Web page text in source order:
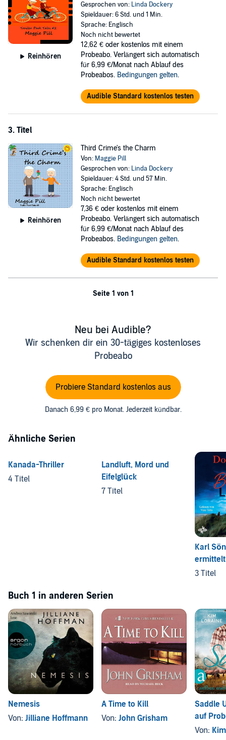
Reinhören
Gesprochen von: Linda Dockery
Spieldauer: 6 Std. und 1 Min.
Sprache: Englisch
Noch nicht bewertet
12,62 € oder kostenlos mit einem
Probeabo. Verlängert sich automatisch
für 6,99 €/Monat nach Ablauf des
Probeabos. Bedingungen gelten.
Audible Standard kostenlos testen
3. Titel
Reinhören
Third Crime's the Charm
Von: Maggie Pill
Gesprochen von: Linda Dockery
Spieldauer: 4 Std. und 57 Min.
Sprache: Englisch
Noch nicht bewertet
7,36 € oder kostenlos mit einem
Probeabo. Verlängert sich automatisch
für 6,99 €/Monat nach Ablauf des
Probeabos. Bedingungen gelten.
Audible Standard kostenlos testen
Seite 1 von 1
Neu bei Audible?
Wir schenken dir ein 30-tägiges kostenloses
Probeabo
Probiere Standard kostenlos aus
Danach 6,99 € pro Monat. Jederzeit kündbar.
Ähnliche Serien
Kanada-Thriller
4 Titel
Landluft, Mord und
Eifelglück
7 Titel
Karl
ermittelt
3 Titel
Buch 1 in anderen Serien
Nemesis
Von: Jilliane Hoffmann
A Time to Kill
Von: John Grisham
Saddle
auf
Von: